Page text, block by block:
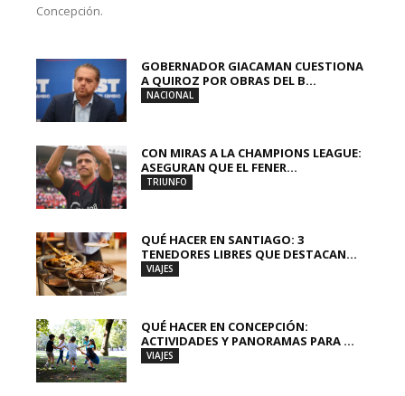
Concepción.
GOBERNADOR GIACAMAN CUESTIONA
A QUIROZ POR OBRAS DEL B...
NACIONAL
CON MIRAS A LA CHAMPIONS LEAGUE:
ASEGURAN QUE EL FENER...
TRIUNFO
QUÉ HACER EN SANTIAGO: 3
TENEDORES LIBRES QUE DESTACAN...
VIAJES
QUÉ HACER EN CONCEPCIÓN:
ACTIVIDADES Y PANORAMAS PARA ...
VIAJES